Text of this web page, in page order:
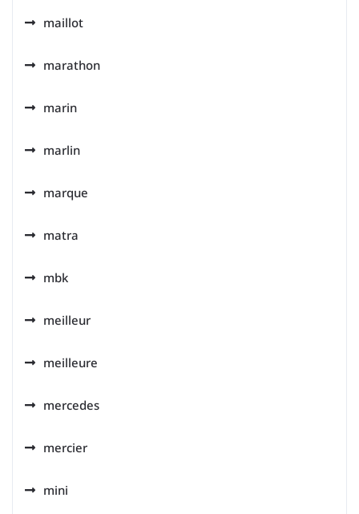
maillot
marathon
marin
marlin
marque
matra
mbk
meilleur
meilleure
mercedes
mercier
mini